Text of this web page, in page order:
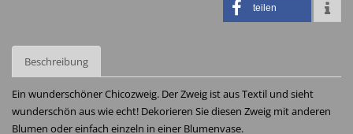
teilen
Beschreibung
Ein wunderschöner Chicozweig. Der Zweig ist aus Textil und sieht
wunderschön aus wie echt! Dekorieren Sie diesen Zweig mit anderen
Blumen oder einfach einzeln in einer Blumenvase.